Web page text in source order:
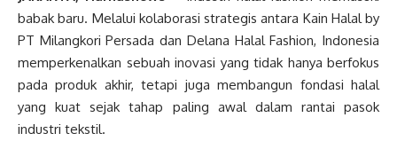
babak baru. Melalui kolaborasi strategis antara Kain Halal by
PT Milangkori Persada dan Delana Halal Fashion, Indonesia
memperkenalkan sebuah inovasi yang tidak hanya berfokus
pada produk akhir, tetapi juga membangun fondasi halal
yang kuat sejak tahap paling awal dalam rantai pasok
industri tekstil.